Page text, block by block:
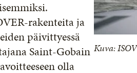
rakenteita ja
päivittyessä
Saint-Gobain
olla
Kuva: